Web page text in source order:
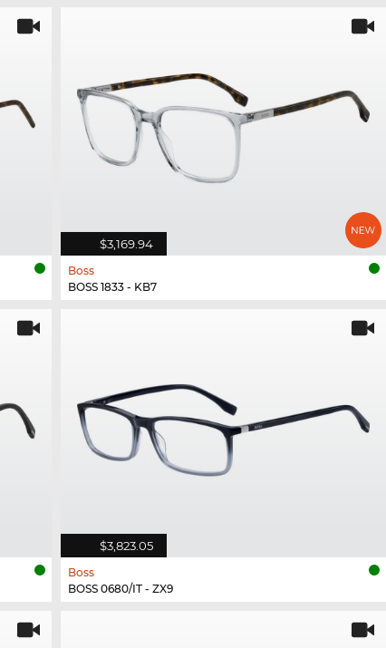
$3,169.94
Boss
BOSS 1833 - KB7
$3,823.05
Boss
BOSS 0680/IT - ZX9